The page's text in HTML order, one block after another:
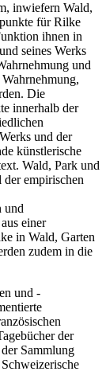
inwiefern Wald,
für Rilke
ihnen in
seines Werks
und
Die
innerhalb der
und der
künstlerische
Wald, Park und
empirischen
und
einer
in Wald, Garten
zudem in die
und -
der
Sammlung